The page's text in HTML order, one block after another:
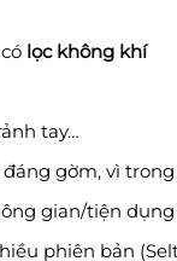
lọc không khí
tay…
gờm, vì
gian/tiện dụng
phiên bản